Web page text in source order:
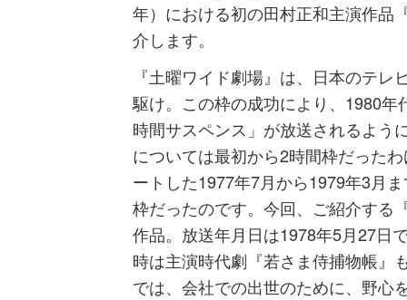
年）における初の田村正和主演作品
介します。
『土曜ワイド劇場』は、日本のテ
駆け。この枠の成功により、1980
時間サスペンス」が放送されるよう
については最初から2時間枠だった
ートした1977年7月から1979年3月
枠だったのです。今回、ご紹介する
作品。放送年月日は1978年5月27日
時は主演時代劇『若さま侍捕物帳』
では、会社での出世のために、野心